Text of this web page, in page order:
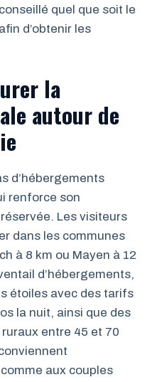
quel que soit le
d’obtenir les
la
autour de
d’hébergements
renforce son
Les visiteurs
dans les communes
à 8 km ou Mayen à 12
d’hébergements,
étoiles avec des tarifs
la nuit, ainsi que des
entre 45 et 70
aux couples